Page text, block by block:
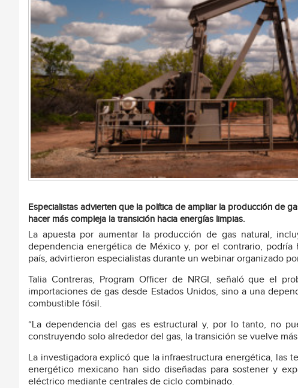
Especialistas advierten que la política de ampliar la producción de
hacer más compleja la transición hacia energías limpias.
La apuesta por aumentar la producción de gas natural,
dependencia energética de México y, por el contrario,
país, advirtieron especialistas durante un webinar organizado
Talia Contreras, Program Officer de NRGI, señaló que el
importaciones de gas desde Estados Unidos, sino a una
combustible fósil.
“La dependencia del gas es estructural y, por lo tanto, no
construyendo solo alrededor del gas, la transición se vuelve
La investigadora explicó que la infraestructura energética, las
energético mexicano han sido diseñadas para sostener y
eléctrico mediante centrales de ciclo combinado.